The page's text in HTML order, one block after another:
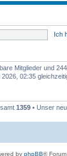
Ich
Mitglieder und
02:35
1359 • Unser
by phpBB®